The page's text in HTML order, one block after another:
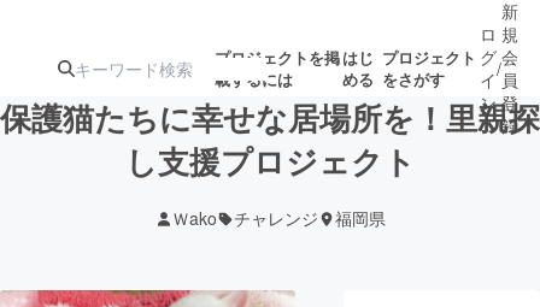
プロジェクトを掲
載するには
はじ
める
プロジェクト
をさがす
ジェクト
募集終了が近いプ
ロジェクト
ロ
グ
イ
ン
/
新
規
会
員
登
録
保護猫たちに幸せな居場所を！里親探
し支援プロジェクト
Ｗako チャレンジ 福岡県